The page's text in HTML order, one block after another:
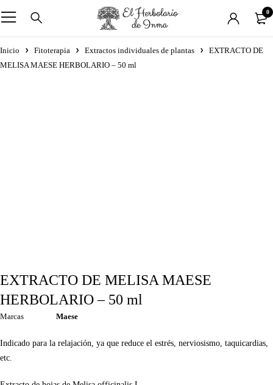
0
Inicio Fitoterapia Extractos individuales de plantas
EXTRACTO DE
MELISA MAESE HERBOLARIO – 50 ml
EXTRACTO DE MELISA MAESE
HERBOLARIO – 50 ml
Marcas Maese
Indicado para la relajación, ya que reduce el estrés, nerviosismo, taquicardias,
etc.